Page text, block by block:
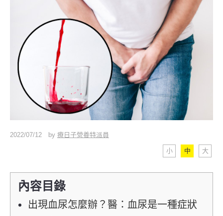
2022/07/12 by 療日子營養特派員
小 中 大
內容目錄
出現血尿怎麼辦？醫：血尿是一種症狀